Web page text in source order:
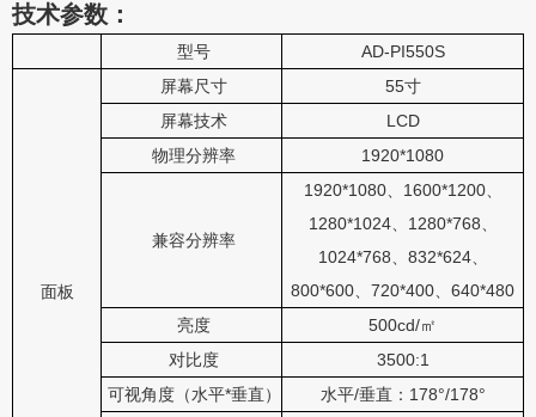
技术参数：
型号 AD-PI550S
面板
屏幕尺寸
55寸
屏幕技术
LCD
物理分辨率
1920*1080
兼容分辨率
1920*1080、1600*1200、
1280*1024、1280*768、
1024*768、832*624、
800*600、720*400、640*480
亮度
500cd/㎡
对比度
3500:1
可视角度（水平*垂直）
水平/垂直：178°/178°